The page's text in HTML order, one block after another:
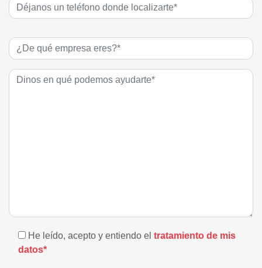
He leído, acepto y entiendo el tratamiento de mis
datos*